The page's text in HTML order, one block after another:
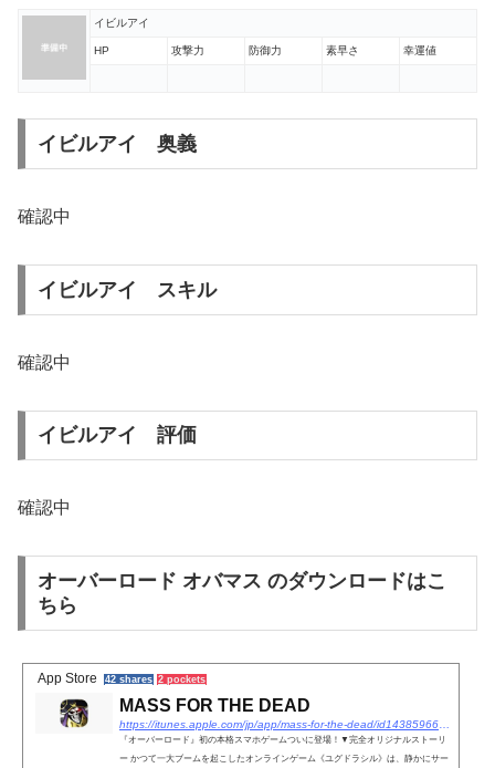
イビルアイ
HP 攻撃力 防御力 素早さ 幸運値
イビルアイ 奥義
確認中
イビルアイ スキル
確認中
イビルアイ 評価
確認中
オーバーロード オバマス のダウンロードはこ
ちら
App Store 42 shares 2 pockets
‎MASS FOR THE DEAD
‎『オーバーロード』初の本格スマホゲームついに登場！▼完全オリジナルストーリ
ー かつて一大ブームを起こしたオンラインゲーム《ユグドラシル》は、静かにサー